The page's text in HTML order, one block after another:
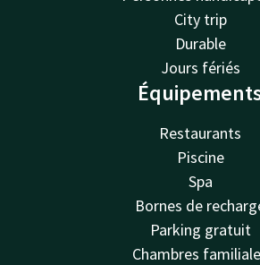
City trip
Durable
Jours fériés
Restaurants
Piscine
Spa
Bornes de
Parking gratuit
Chambres